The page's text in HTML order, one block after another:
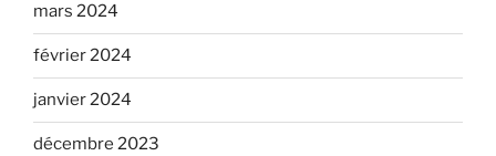
mars 2024
février 2024
janvier 2024
décembre 2023